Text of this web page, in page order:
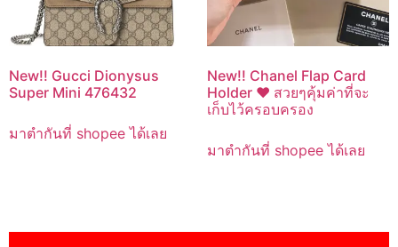
New!! Gucci Dionysus
Super Mini 476432
มาตำกันที่ shopee ได้เลย
New!! Chanel Flap Card
Holder ❤️ สวยๆคุ้มค่าที่จะ
เก็บไว้ครอบครอง
มาตำกันที่ shopee ได้เลย